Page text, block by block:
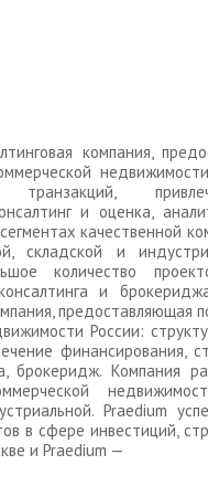
компания,
транзакций,
и оценка,
качественной
складской и
количество
консалтинга и
предоставляющая
России:
финансирования,
брокеридж. Компания
Praedium
в сфере инвестиций,
и Praedium —